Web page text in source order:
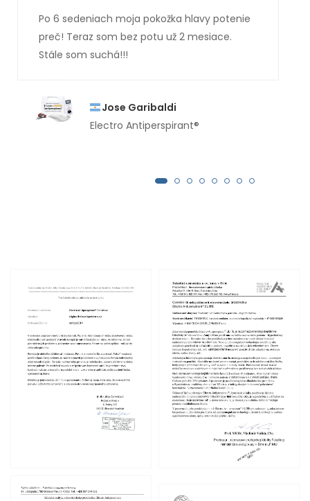
Po 6 sedeniach moja pokožka hlavy potenie
preč! Teraz som bez potu už 2 mesiace.
Stále som suchá!!!
Jose Garibaldi
Electro Antiperspirant®